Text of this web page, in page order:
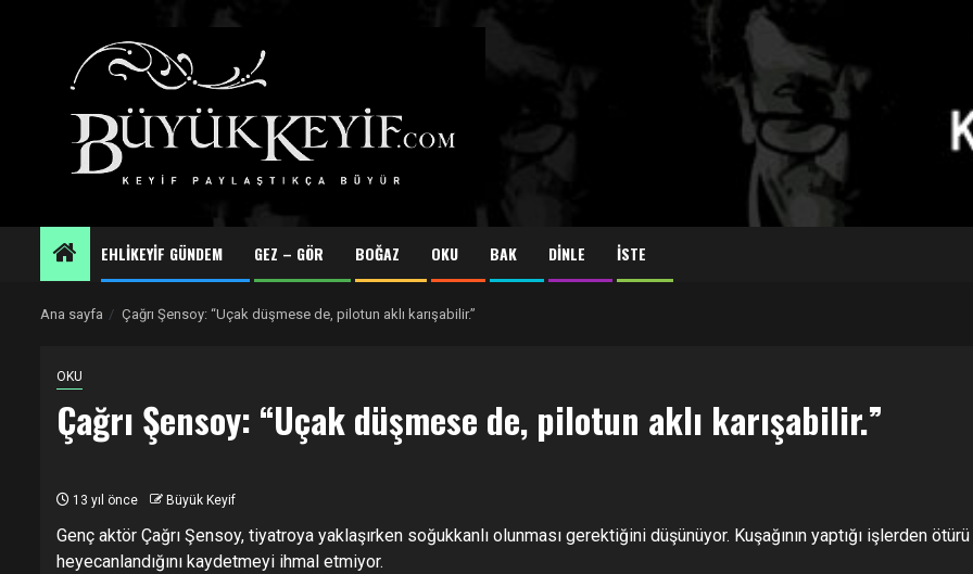
EHLİKEYİF GÜNDEM GEZ – GÖR BOĞAZ OKU BAK DİNLE İSTE
Ana sayfa Çağrı Şensoy: “Uçak düşmese de, pilotun aklı karışabilir.”
OKU
Çağrı Şensoy: “Uçak düşmese de, pilotun aklı karışabilir.”
13 yıl önce Büyük Keyif
Genç aktör Çağrı Şensoy, tiyatroya yaklaşırken soğukkanlı olunması gerektiğini düşünüyor. Kuşağının yaptığı işlerden ötürü
heyecanlandığını kaydetmeyi ihmal etmiyor.